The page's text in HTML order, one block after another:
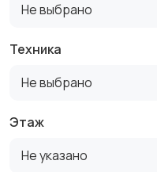
Не выбрано
Техника
Не выбрано
Этаж
Не указано